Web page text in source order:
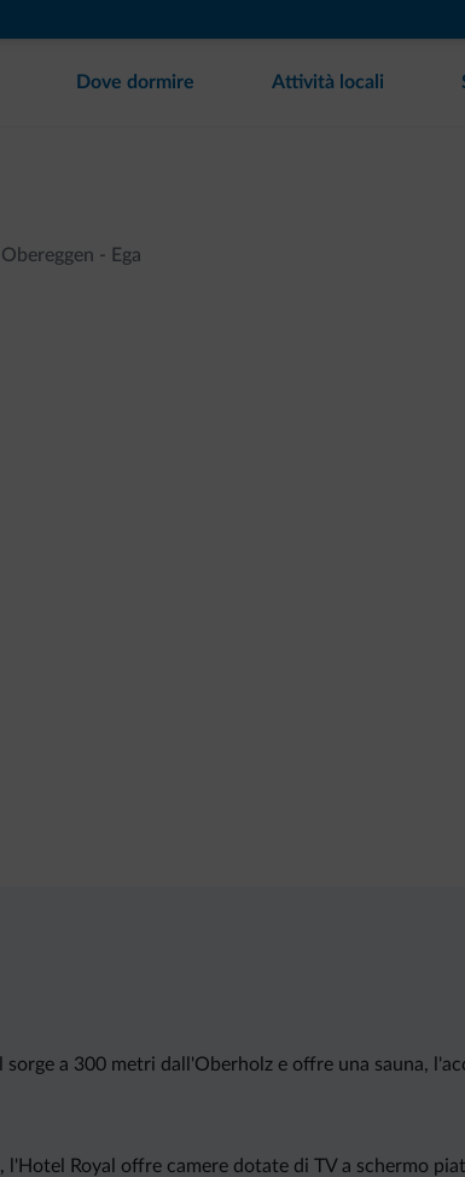
Dove dormire Attività locali
Obereggen - Ega
a 300 metri dall'Oberholz e offre una sauna,
Royal offre camere dotate di TV a schermo